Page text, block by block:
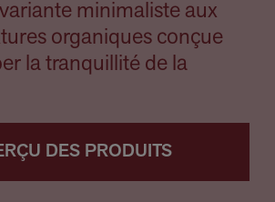
minimaliste aux
organiques conçue
la tranquillité de la
DES PRODUITS